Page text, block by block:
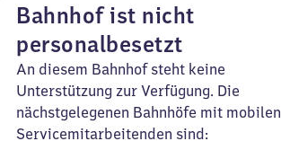
Bahnhof ist nicht
personalbesetzt
An diesem Bahnhof steht keine
Unterstützung zur Verfügung. Die
nächstgelegenen Bahnhöfe mit mobilen
Servicemitarbeitenden sind: